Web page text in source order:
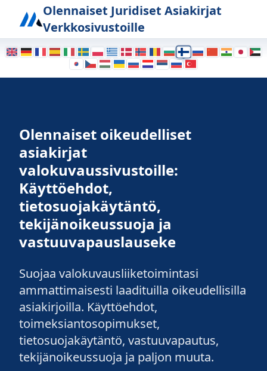
Affiliate Website Legal DocumentsPhotography Legal
Olennaiset Juridiset Asiakirjat
Verkkosivustoille
Olennaiset oikeudelliset
asiakirjat
valokuvaussivustoille:
Käyttöehdot,
tietosuojakäytäntö,
tekijänoikeussuoja ja
vastuuvapauslauseke
Suojaa valokuvausliiketoimintasi
ammattimaisesti laadituilla oikeudellisilla
asiakirjoilla. Käyttöehdot,
toimeksiantosopimukset,
tietosuojakäytäntö, vastuuvapautus,
tekijänoikeussuoja ja paljon muuta.